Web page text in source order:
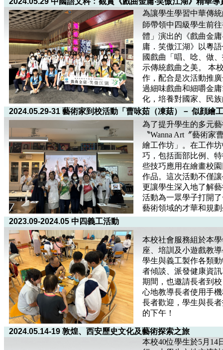
為讓學生學習中華傳
師帶領中四級學生前
體」演出的《戲曲金
庸．笑傲江湖》以粵
國戲曲「唱、唸、做
示傳統戲曲之美。 本
作，配合是次活動推
過細味戲曲和細嚼金
化，培養對國家、民
2024.05.29-31 藝術家到校活動「曹咏茹（凍菇）－ 似顔繪
為了提升學生的多元
〝Wanna Art〞藝術
繪工作坊」。在工作
巧，包括面部比例、
些技巧應用在繪畫校
作品。這次活動不僅
更讓學生深入地了解
活動為一眾學子打開
藝術領域的才華和規
2023.09-2024.05 中四義工活動
本校社會服務組於本
座、培訓及小遊戲教
學生與義工製作各類
者傾談、派發健康資
期間，也邀請長者到
心地教導長者使用手
長者歡迎，學生與長
的下午！
2024.05.14-19 敦煌、西安歷史文化及藝術探索之旅
本校40位學生於5月14